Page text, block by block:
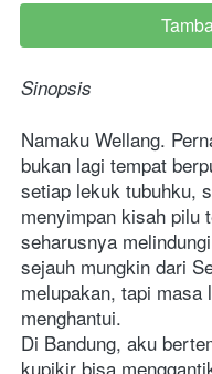
`
Sinopsis
Namaku Wellang.
bukan lagi tempat
setiap lekuk tubuhku,
menyimpan kisah pilu
seharusnya
sejauh mungkin dari
melupakan, tapi
menghantui.
Di Bandung, aku
kupikir bisa